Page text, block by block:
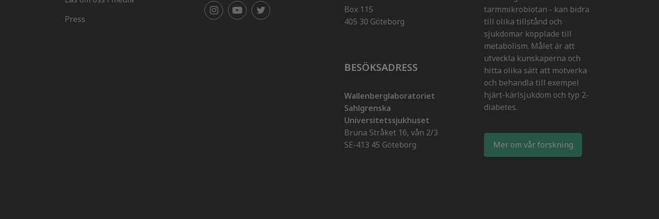
Press
Box 115
405 30 Göteborg
BESÖKSADRESS
Wallenberglaboratoriet
Sahlgrenska
Universitetssjukhuset
Bruna Stråket 16, vån 2/3
SE-413 45 Göteborg
tarmmikrobiotan - kan bidra
till olika tillstånd och
sjukdomar kopplade till
metabolism. Målet är att
utveckla kunskaperna och
hitta olika sätt att motverka
och behandla till exempel
hjärt-kärlsjukdom och typ 2-
diabetes.
Mer om vår forskning